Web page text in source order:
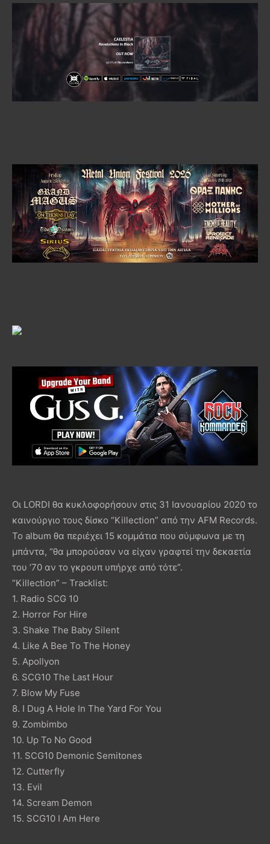
Οι LORDI θα κυκλοφορήσουν στις 31 Ιανουαρίου 2020 το
καινούργιο τους δίσκο “Killection” από την AFM Records.
Το album θα περιέχει 15 κομμάτια που σύμφωνα με τη
μπάντα, “θα μπορούσαν να είχαν γραφτεί την δεκαετία
του ’70 αν το γκρουπ υπήρχε από τότε”.
“Killection” – Tracklist:
1. Radio SCG 10
2. Horror For Hire
3. Shake The Baby Silent
4. Like A Bee To The Honey
5. Apollyon
6. SCG10 The Last Hour
7. Blow My Fuse
8. I Dug A Hole In The Yard For You
9. Zombimbo
10. Up To No Good
11. SCG10 Demonic Semitones
12. Cutterfly
13. Evil
14. Scream Demon
15. SCG10 I Am Here